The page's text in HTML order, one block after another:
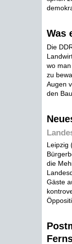
Was
Die
wo
zu
Augen
den
Leipzig
die
Gäste